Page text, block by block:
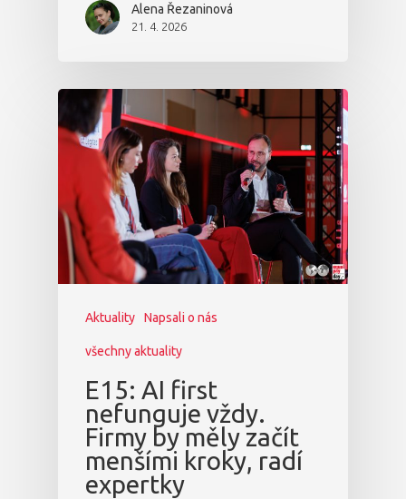
Alena Řezaninová
21. 4. 2026
Aktuality Napsali o nás
všechny aktuality
E15: AI first
nefunguje vždy.
Firmy by měly začít
menšími kroky, radí
expertky